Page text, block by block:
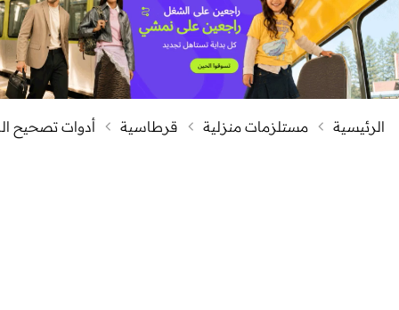
الرئيسية مستلزمات منزلية قرطاسية أدوات تصحيح